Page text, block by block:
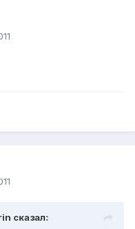
сказал: